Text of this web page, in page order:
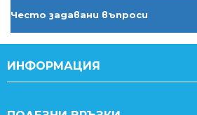
Често задавани въпроси
ИНФОРМАЦИЯ